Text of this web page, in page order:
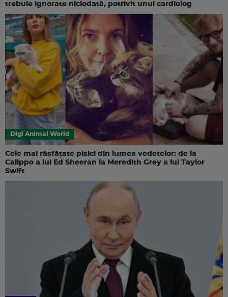
trebuie ignorate niciodată, potrivit unui cardiolog
Digi Animal World
Cele mai răsfățate pisici din lumea vedetelor: de la
Calippo a lui Ed Sheeran la Meredith Grey a lui Taylor
Swift